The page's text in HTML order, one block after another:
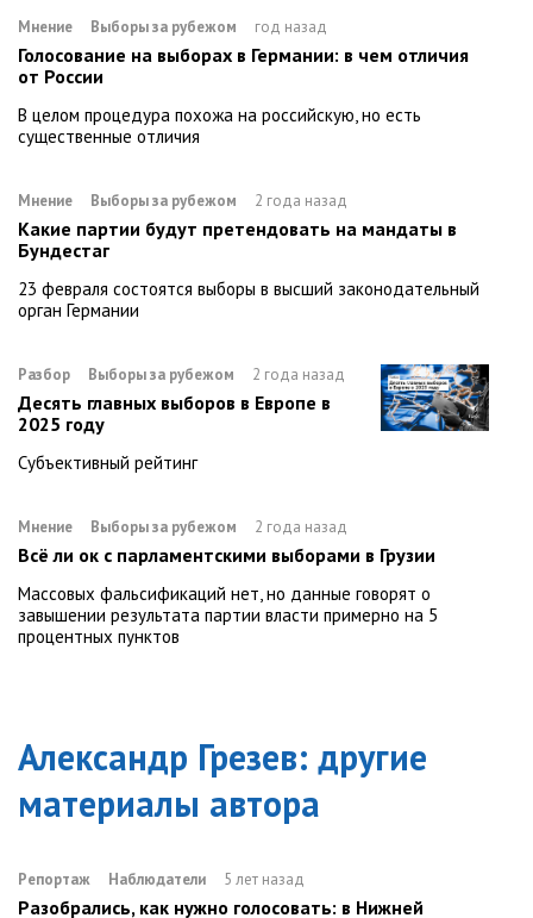
Мнение Выборы за рубежом год назад
Голосование на выборах в Германии: в чем отличия
от России
В целом процедура похожа на российскую, но есть
существенные отличия
Мнение Выборы за рубежом 2 года назад
Какие партии будут претендовать на мандаты в
Бундестаг
23 февраля состоятся выборы в высший законодательный
орган Германии
Разбор Выборы за рубежом 2 года назад
Десять главных выборов в Европе в
2025 году
Субъективный рейтинг
Мнение Выборы за рубежом 2 года назад
Всё ли ок с парламентскими выборами в Грузии
Массовых фальсификаций нет, но данные говорят о
завышении результата партии власти примерно на 5
процентных пунктов
Александр Грезев: другие
материалы автора
Репортаж Наблюдатели 5 лет назад
Разобрались, как нужно голосовать: в Нижней